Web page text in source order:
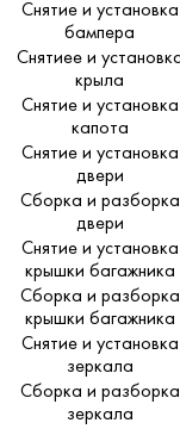
Снятие и установка
бампера
Снятиее и
крыла
Снятие и установка
капота
Снятие и установка
двери
Сборка и разборка
двери
Снятие и установка
крышки багажника
Сборка и разборка
крышки багажника
Снятие и установка
зеркала
Сборка и разборка
зеркала